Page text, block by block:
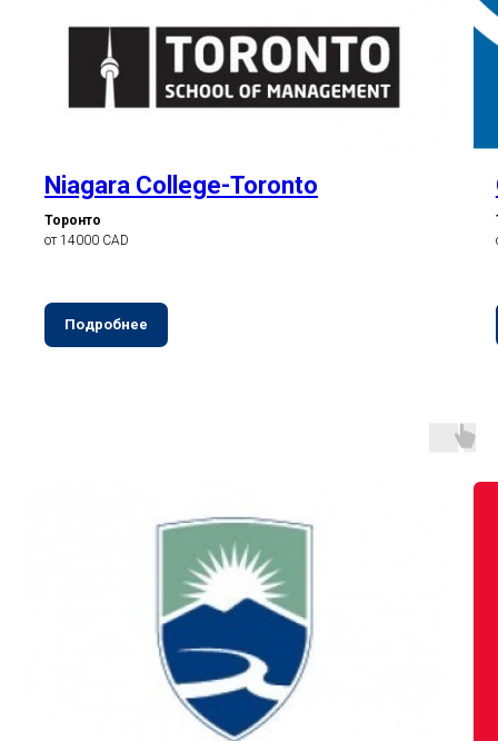
Niagara College-Toronto
Торонто
от 14000 CAD
Подробнее